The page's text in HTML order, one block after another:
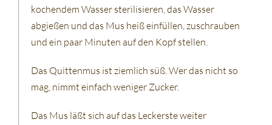
kochendem Wasser sterilisieren, das Wasser
abgießen und das Mus heiß einfüllen, zuschrauben
und ein paar Minuten auf den Kopf stellen.
Das Quittenmus ist ziemlich süß. Wer das nicht so
mag, nimmt einfach weniger Zucker.
Das Mus läßt sich auf das Leckerste weiter